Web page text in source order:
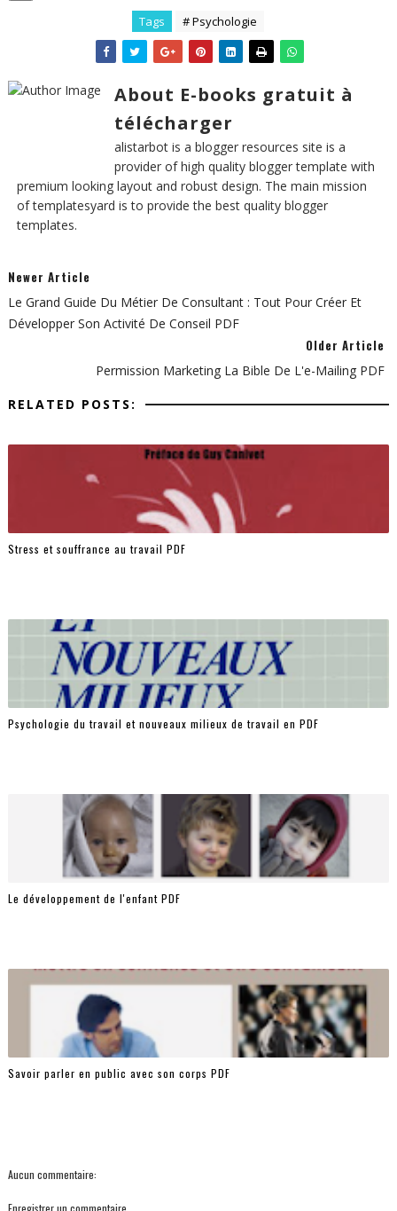
Tags # Psychologie
About E-books gratuit à
télécharger
alistarbot is a blogger resources site is a
provider of high quality blogger template with
premium looking layout and robust design. The main mission
of templatesyard is to provide the best quality blogger
templates.
Newer Article
Le Grand Guide Du Métier De Consultant : Tout Pour Créer Et
Développer Son Activité De Conseil PDF
Older Article
Permission Marketing La Bible De L'e-Mailing PDF
RELATED POSTS:
Stress et souffrance au travail PDF
Psychologie du travail et nouveaux milieux de travail en PDF
Le développement de l'enfant PDF
Savoir parler en public avec son corps PDF
Aucun commentaire:
Enregistrer un commentaire